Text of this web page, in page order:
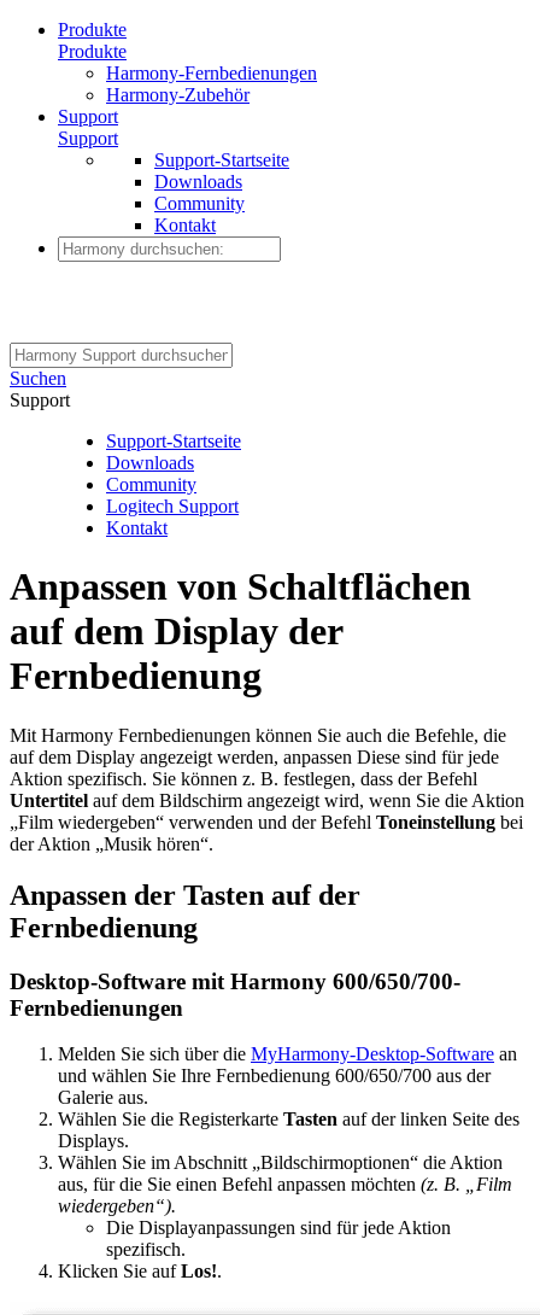
Produkte
Produkte
Harmony-Fernbedienungen
Harmony-Zubehör
Support
Support
Support-Startseite
Downloads
Community
Kontakt
Suchen
Support
Support-Startseite
Downloads
Community
Logitech Support
Kontakt
Anpassen von Schaltflächen
auf dem Display der
Fernbedienung
Mit Harmony Fernbedienungen können Sie auch die Befehle, die
auf dem Display angezeigt werden, anpassen Diese sind für jede
Aktion spezifisch. Sie können z. B. festlegen, dass der Befehl
Untertitel auf dem Bildschirm angezeigt wird, wenn Sie die Aktion
„Film wiedergeben“ verwenden und der Befehl Toneinstellung bei
der Aktion „Musik hören“.
Anpassen der Tasten auf der
Fernbedienung
Desktop-Software mit Harmony 600/650/700-
Fernbedienungen
Melden Sie sich über die MyHarmony-Desktop-Software an
und wählen Sie Ihre Fernbedienung 600/650/700 aus der
Galerie aus.
Wählen Sie die Registerkarte Tasten auf der linken Seite des
Displays.
Wählen Sie im Abschnitt „Bildschirmoptionen“ die Aktion
aus, für die Sie einen Befehl anpassen möchten (z. B. „Film
wiedergeben“).
Die Displayanpassungen sind für jede Aktion
spezifisch.
Klicken Sie aufLos!.